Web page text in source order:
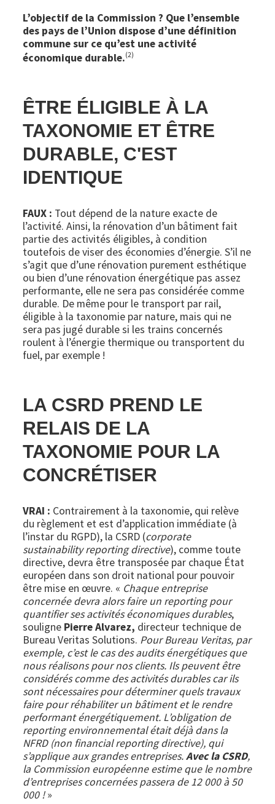
L’objectif de la Commission ? Que l’ensemble
des pays de l’Union dispose d’une définition
commune sur ce qu’est une activité
économique durable.(2)
ÊTRE ÉLIGIBLE À LA
TAXONOMIE ET ÊTRE
DURABLE, C'EST
IDENTIQUE
FAUX : Tout dépend de la nature exacte de
l’activité. Ainsi, la rénovation d’un bâtiment fait
partie des activités éligibles, à condition
toutefois de viser des économies d’énergie. S’il ne
s’agit que d’une rénovation purement esthétique
ou bien d’une rénovation énergétique pas assez
performante, elle ne sera pas considérée comme
durable. De même pour le transport par rail,
éligible à la taxonomie par nature, mais qui ne
sera pas jugé durable si les trains concernés
roulent à l’énergie thermique ou transportent du
fuel, par exemple !
LA CSRD PREND LE
RELAIS DE LA
TAXONOMIE POUR LA
CONCRÉTISER
VRAI : Contrairement à la taxonomie, qui relève
du règlement et est d’application immédiate (à
l’instar du RGPD), la CSRD (corporate
sustainability reporting directive), comme toute
directive, devra être transposée par chaque État
européen dans son droit national pour pouvoir
être mise en œuvre. « Chaque entreprise
concernée devra alors faire un reporting pour
quantifier ses activités économiques durables,
souligne Pierre Alvarez, directeur technique de
Bureau Veritas Solutions. Pour Bureau Veritas, par
exemple, c’est le cas des audits énergétiques que
nous réalisons pour nos clients. Ils peuvent être
considérés comme des activités durables car ils
sont nécessaires pour déterminer quels travaux
faire pour réhabiliter un bâtiment et le rendre
performant énergétiquement. L’obligation de
reporting environnemental était déjà dans la
NFRD (non financial reporting directive), qui
s’applique aux grandes entreprises.Avec la CSRD,
la Commission européenne estime que le nombre
d’entreprises concernées passera de 12 000 à 50
000 !»